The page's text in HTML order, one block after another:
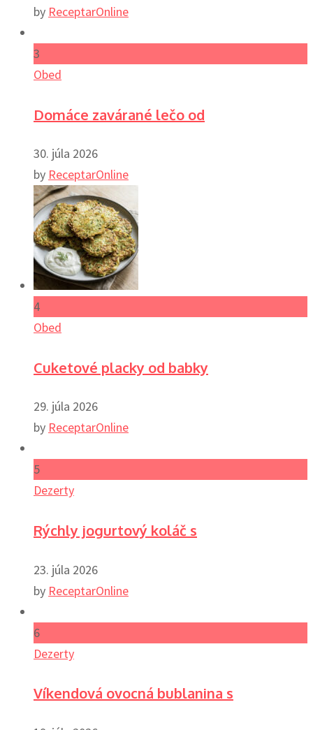
by ReceptarOnline
3
Obed
Domáce zavárané lečo od
30. júla 2026
by ReceptarOnline
4
Obed
Cuketové placky od babky
29. júla 2026
by ReceptarOnline
5
Dezerty
Rýchly jogurtový koláč s
23. júla 2026
by ReceptarOnline
6
Dezerty
Víkendová ovocná bublanina s